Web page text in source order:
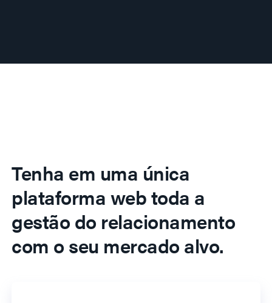
Tenha em uma única
plataforma web toda a
gestão do relacionamento
com o seu mercado alvo.